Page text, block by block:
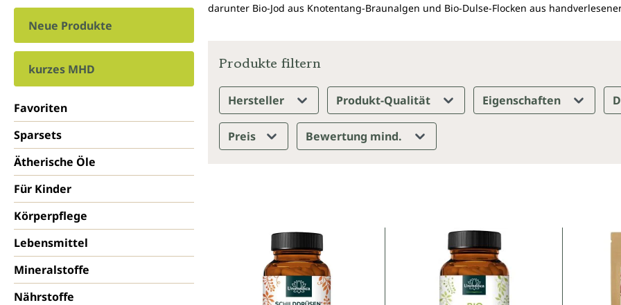
Neue Produkte
kurzes MHD
Favoriten
Sparsets
Ätherische Öle
Für Kinder
Körperpflege
Lebensmittel
Mineralstoffe
Nährstoffe
darunter Bio-Jod aus Knotentang-Braunalgen und Bio-Dulse-Flocken aus
Produkte filtern
Hersteller Produkt-Qualität Eigenschaften
Preis Bewertung mind.